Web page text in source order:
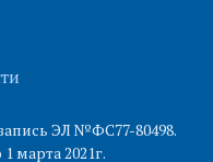
ЭЛ №ФС77-80498.
марта 2021г.